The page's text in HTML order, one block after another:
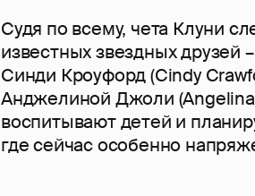
Судя по всему, чета Клуни
известных звездных друзей
Синди Кроуфорд (Cindy
Анджелиной Джоли
воспитывают детей и
где сейчас особенно